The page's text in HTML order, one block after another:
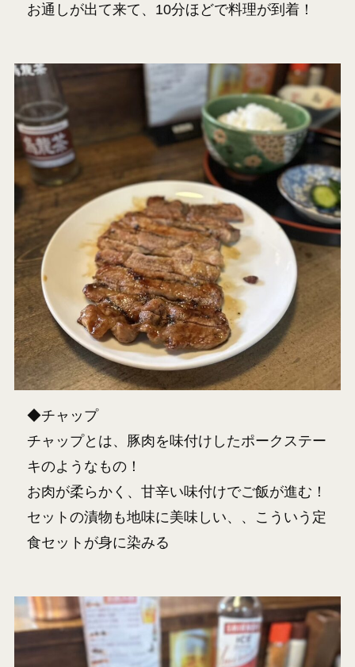
お通しが出て来て、10分ほどで料理が到着！
◆チャップ
チャップとは、豚肉を味付けしたポークステー
キのようなもの！
お肉が柔らかく、甘辛い味付けでご飯が進む！
セットの漬物も地味に美味しい、、こういう定
食セットが身に染みる